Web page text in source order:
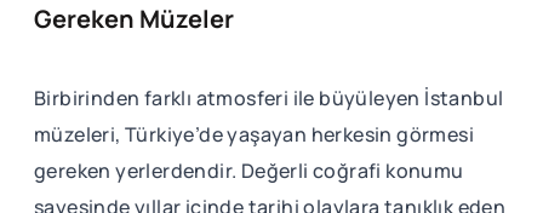
Gereken Müzeler
Birbirinden farklı atmosferi ile büyüleyen İstanbul
müzeleri, Türkiye’de yaşayan herkesin görmesi
gereken yerlerdendir. Değerli coğrafi konumu
sayesinde yıllar içinde tarihi olaylara tanıklık eden